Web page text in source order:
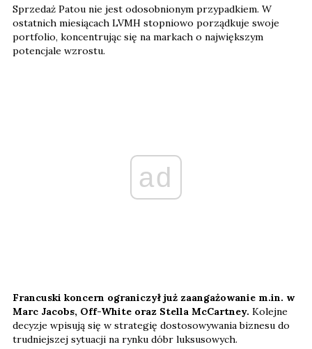
Sprzedaż Patou nie jest odosobnionym przypadkiem. W
ostatnich miesiącach LVMH stopniowo porządkuje swoje
portfolio, koncentrując się na markach o największym
potencjale wzrostu.
ad
Francuski koncern ograniczył już zaangażowanie m.in. w
Marc Jacobs, Off-White oraz Stella McCartney. Kolejne
decyzje wpisują się w strategię dostosowywania biznesu do
trudniejszej sytuacji na rynku dóbr luksusowych.